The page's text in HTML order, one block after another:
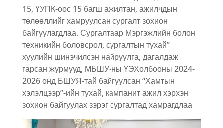
15, ҮУПК-оос 15 багш ажилтан, ажилчдын
төлөөллийг хамруулсан сургалт зохион
байгуулагдлаа. Сургалтаар Мэргэжлийн болон
техникийн боловсрол, сургалтын тухай”
хуулийн шинэчилсэн найруулга, дагалдаж
гарсан журмууд, МБШУ-ны ҮЭХолбооны 2024-
2026 онд БШУЯ-тай байгуулсан “Хамтын
хэлэлцээр”-ийн тухай, кампанит ажил хэрхэн
зохион байгуулах зэрэг сургалтад хамрагдлаа